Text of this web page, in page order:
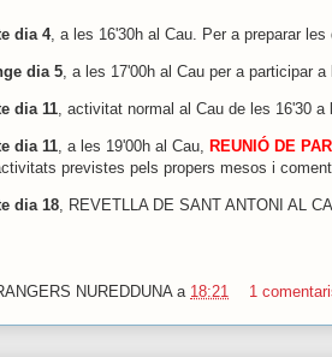
dia 4, a les 16'30h al Cau. Per a preparar
dia 5, a les 17'00h al Cau per a participar
dia 11, activitat normal al Cau de les 16'30 a
dia 11, a les 19'00h al Cau, REUNIÓ DE
previstes pels propers mesos i
dia 18, REVETLLA DE SANT ANTONI AL
NUREDDUNA a 18:21 1